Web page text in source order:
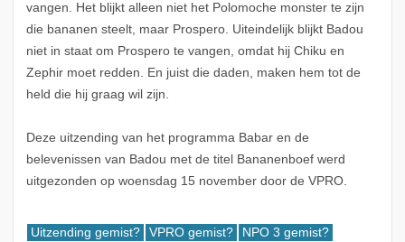
vangen. Het blijkt alleen niet het Polomoche monster te zijn
die bananen steelt, maar Prospero. Uiteindelijk blijkt Badou
niet in staat om Prospero te vangen, omdat hij Chiku en
Zephir moet redden. En juist die daden, maken hem tot de
held die hij graag wil zijn.
Deze uitzending van het programma Babar en de
belevenissen van Badou met de titel Bananenboef werd
uitgezonden op woensdag 15 november door de VPRO.
Uitzending gemist? VPRO gemist? NPO 3 gemist?